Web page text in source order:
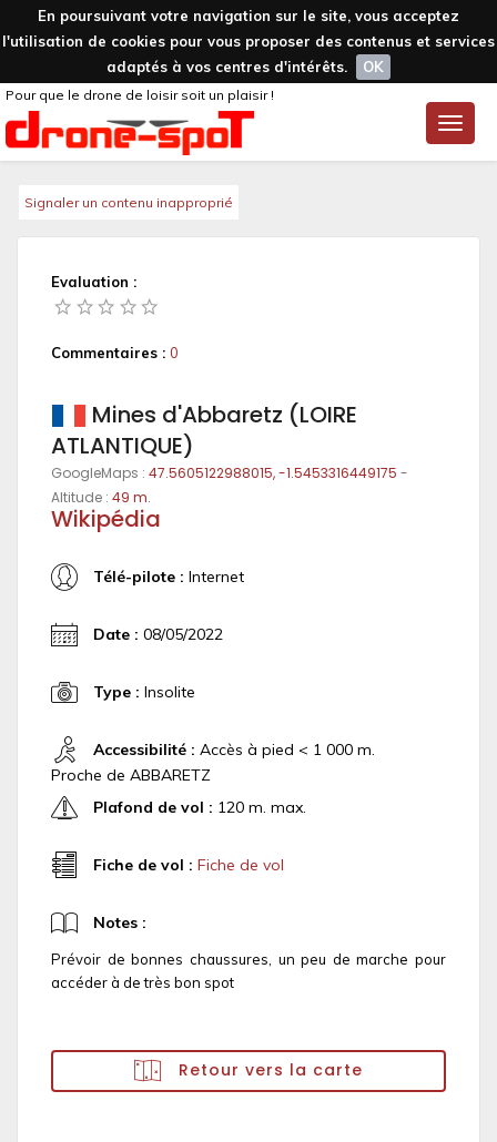
En poursuivant votre navigation sur le site, vous acceptez
l'utilisation de cookies pour vous proposer des contenus et services
adaptés à vos centres d'intérêts.
OK
Toggle
Pour que le drone de loisir soit un plaisir !
Signaler un contenu inapproprié
Evaluation :
Commentaires : 0
Mines d'Abbaretz (LOIRE
ATLANTIQUE)
GoogleMaps : 47.5605122988015, -1.5453316449175 -
Altitude : 49 m.
Wikipédia
Télé-pilote : Internet
Date : 08/05/2022
Type : Insolite
Accessibilité : Accès à pied < 1 000 m.
Proche de ABBARETZ
Plafond de vol : 120 m. max.
Fiche de vol : Fiche de vol
Notes :
Prévoir de bonnes chaussures, un peu de marche pour
accéder à de très bon spot
Retour vers la carte